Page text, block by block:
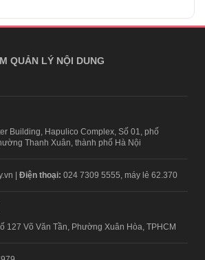
QUẢN LÝ NỘI DUNG
Building, Hapulico Complex, Số 01, phố
Thanh Xuân, thành phố Hà Nội
| Điện thoại: 024 7309 5555, máy lẻ 62.370
127 Võ Văn Tần, Phường Xuân Hòa, TPHCM